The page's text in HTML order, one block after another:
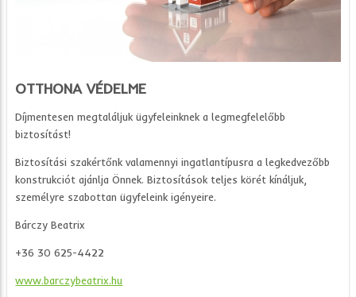
OTTHONA VÉDELME
Díjmentesen megtaláljuk ügyfeleinknek a legmegfelelőbb
biztosítást!
Biztosítási szakértőnk valamennyi ingatlantípusra a legkedvezőbb
konstrukciót ajánlja Önnek. Biztosítások teljes körét kínáljuk,
személyre szabottan ügyfeleink igényeire.
Bárczy Beatrix
+36 30 625-4422
www.barczybeatrix.hu